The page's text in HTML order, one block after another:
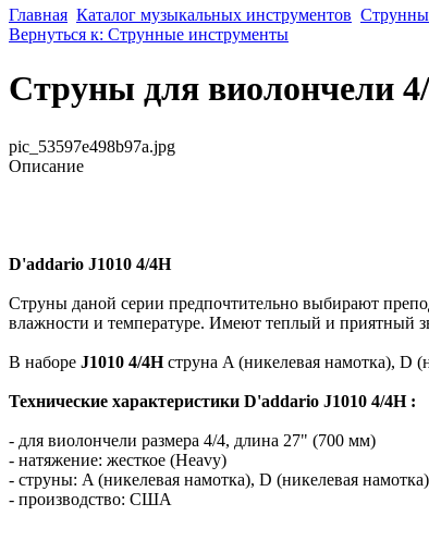
Главная Каталог музыкальных инструментов
Вернуться к: Струнные инструменты
Струны для виолончели
pic_53597e498b97a.jpg
Описание
D'addario J1010 4/4H
Струны даной серии предпочтительно выбирают
влажности и температуре. Имеют теплый и приятный
В наборе J1010 4/4Hструна A (никелевая намотка), D
Технические характеристики D'addario J1010 4/4H :
- для виолончели размера 4/4, длина 27" (700 мм)
- натяжение: жесткое (Heavy)
- струны: A (никелевая намотка), D (никелевая
- производство: США